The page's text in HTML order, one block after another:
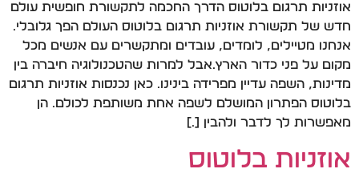
אוזניות תרגום בלוטוס הדרך החכמה לתקשורת חופשית עולם
חדש של תקשורת אוזניות תרגום בלוטוס העולם הפך גלובלי.
אנחנו מטיילים, לומדים, עובדים ומתקשרים עם אנשים מכל
מקום על פני כדור הארץ.אבל למרות שהטכנולוגיה חיברה בין
מדינות, השפה עדיין מפרידה בינינו. כאן נכנסות אוזניות תרגום
בלוטוס הפתרון המושלם לשפה אחת משותפת לכולם. הן
מאפשרות לך לדבר ולהבין […]
אוזניות בלוטוס